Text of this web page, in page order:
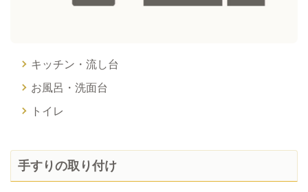
キッチン・流し台
お風呂・洗面台
トイレ
手すりの取り付け